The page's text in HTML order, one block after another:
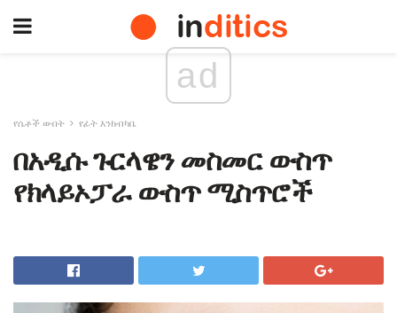
ad
የሴቶች ውበት የፊት እንክብካቤ
በአዲሱ ጉርላዌን መስመር ውስጥ
የክላይኦፓራ ውስጥ ሚስጥሮች